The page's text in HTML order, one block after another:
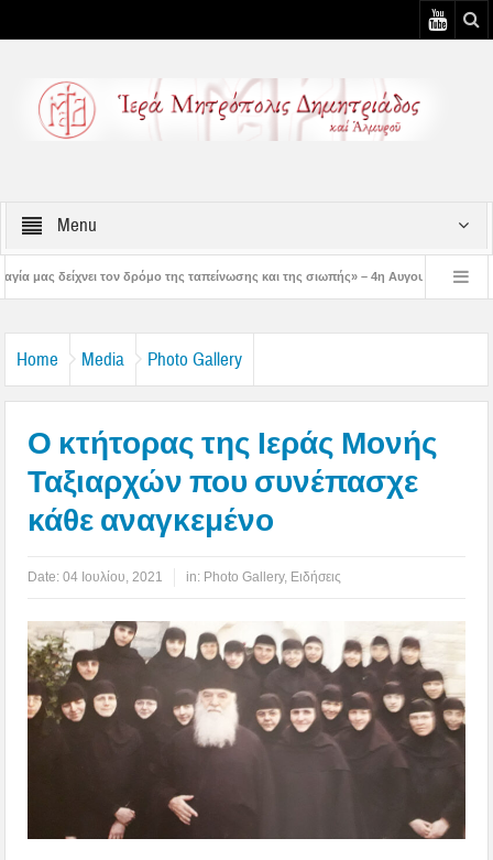
Menu
της ταπείνωσης και της σιωπής» – 4η Αυγουστιάτικη Παράκληση στην
Home Media Photo Gallery
Ο κτήτορας της Ιεράς Μονής
Ταξιαρχών που συνέπασχε
κάθε αναγκεμένο
Date:04 Ιουλίου, 2021 in: Photo Gallery, Ειδήσεις